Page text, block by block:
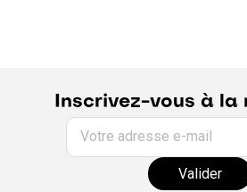
Inscrivez-vous à la
Votre adresse e-mail
Valider